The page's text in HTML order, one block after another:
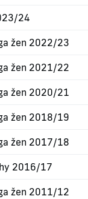
24
žen 2022/23
žen 2021/22
žen 2020/21
žen 2018/19
žen 2017/18
2016/17
žen 2011/12